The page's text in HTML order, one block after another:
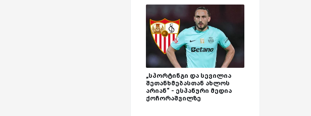
„სპორტინგი და სევილია
შეთანხმებასთან ახლოს
არიან“ - ესპანური მედია
ქოჩორაშვილზე